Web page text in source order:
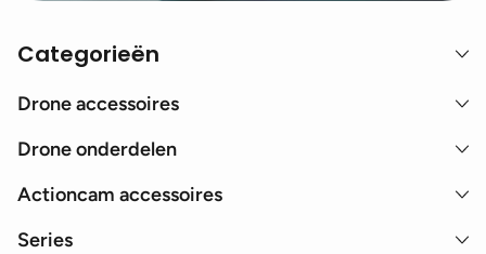
Categorieën
Drone accessoires
Drone onderdelen
Actioncam accessoires
Series